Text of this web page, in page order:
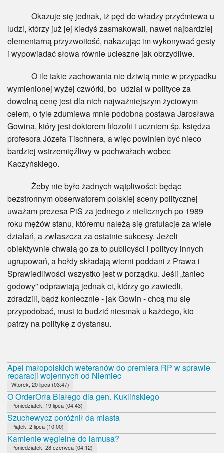
Okazuje się jednak, iż pęd do władzy przyćmiewa u
ludzi, którzy już jej kiedyś zasmakowali, nawet najbardziej
elementarną przyzwoitość, nakazując im wykonywać gesty
i wypowiadać słowa równie ucieszne jak obrzydliwe.
O ile takie zachowania nie dziwią mnie w przypadku
wymienionej wyżej czwórki, bo udział w polityce za
dowolną cenę jest dla nich najważniejszym życiowym
celem, o tyle zdumiewa mnie podobna postawa Jarosława
Gowina, który jest doktorem filozofii i uczniem śp. księdza
profesora Józefa Tischnera, a więc powinien być nieco
bardziej wstrzemięźliwy w pochwałach wobec
Kaczyńskiego.
Żeby nie było żadnych wątpliwości: będąc
bezstronnym obserwatorem polskiej sceny politycznej
uważam prezesa PiS za jednego z nielicznych po 1989
roku mężów stanu, któremu należą się gratulacje za wiele
działań, a zwłaszcza za ostatnie sukcesy. Jeżeli
obiektywnie chwalą go za to publicyści i politycy innych
ugrupowań, a hołdy składają wierni poddani z Prawa i
Sprawiedliwości wszystko jest w porządku. Jeśli „taniec
godowy” odprawiają jednak ci, którzy go zawiedli,
zdradzili, bądź koniecznie - jak Gowin - chcą mu się
przypodobać, musi to budzić niesmak u każdego, kto
patrzy na politykę z dystansu.
Apel małopolskich weteranów do premiera RP w sprawie
reparacji wojennych od Niemiec
Wtorek, 20 lipca (03:47)
O OrderOrła Białego dla gen. Kuklińskiego
Poniedziałek, 19 lipca (04:43)
Szuchewycz poróżnił da miasta
Piątek, 2 lipca (10:00)
Kamienie węgielne do lamusa?
Poniedziałek, 28 czerwca (04:12)